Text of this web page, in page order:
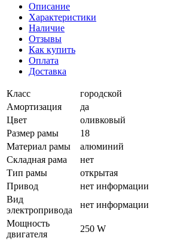
Описание
Характеристики
Наличие
Отзывы
Как купить
Оплата
Доставка
Класс
городской
Амортизация
да
Цвет
оливковый
Размер рамы
18
Материал рамы
алюминий
Складная рама
нет
Тип рамы
открытая
Привод
нет информации
Вид
электропривода
нет информации
Мощность
двигателя
250 W